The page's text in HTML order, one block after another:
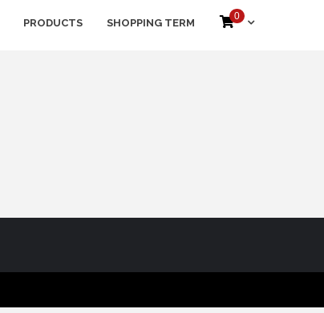
PRODUCTS SHOPPING TERM
0